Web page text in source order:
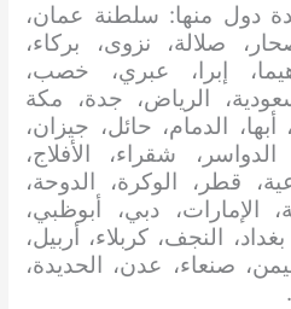
دول منها: سلطنة عمان،
صلالة، نزوى، بركاء،
إبرا، عبري، خصب،
الرياض، جدة، مكة
الدمام، حائل، جيزان،
شقراء، الأفلاج،
قطر، الوكرة، الدوحة،
الإمارات، دبي، أبوظبي،
النجف، كربلاء، أربيل،
صنعاء، عدن، الحديدة،